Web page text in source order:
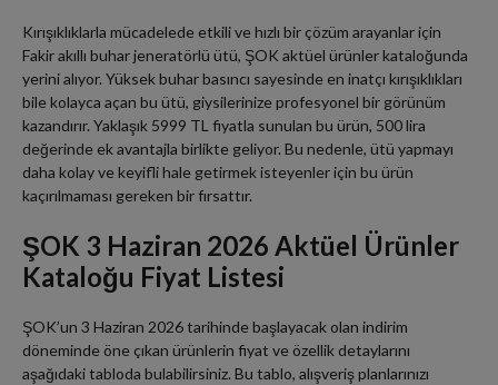
Kırışıklıklarla mücadelede etkili ve hızlı bir çözüm arayanlar için
Fakir akıllı buhar jeneratörlü ütü, ŞOK aktüel ürünler kataloğunda
yerini alıyor. Yüksek buhar basıncı sayesinde en inatçı kırışıklıkları
bile kolayca açan bu ütü, giysilerinize profesyonel bir görünüm
kazandırır. Yaklaşık 5999 TL fiyatla sunulan bu ürün, 500 lira
değerinde ek avantajla birlikte geliyor. Bu nedenle, ütü yapmayı
daha kolay ve keyifli hale getirmek isteyenler için bu ürün
kaçırılmaması gereken bir fırsattır.
ŞOK 3 Haziran 2026 Aktüel Ürünler
Kataloğu Fiyat Listesi
ŞOK’un 3 Haziran 2026 tarihinde başlayacak olan indirim
döneminde öne çıkan ürünlerin fiyat ve özellik detaylarını
aşağıdaki tabloda bulabilirsiniz. Bu tablo, alışveriş planlarınızı